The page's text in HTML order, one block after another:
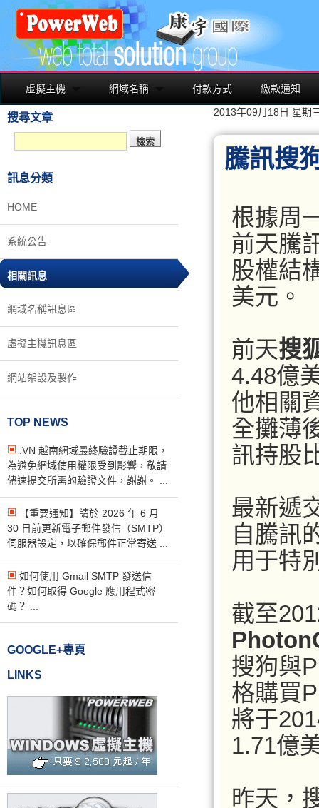
虛擬主機 網域名稱 付款方式 繳款通知
搜尋文章
訊息分類
HOME
系統公告
相關訊息
網域名稱訊息區
虛擬主機訊息區
網站架設及製作
TOP NEWS
.VN 越南網域最終驗證截止期限，
為避免網域使用權限受到影響，敬請
儘速提交所需的驗證文件，謝謝。 ...
【重要通知】請於 2026 年 6 月
30 日前更新電子郵件發信（SMTP）
伺服器設定，以確保郵件正常寄送 ...
如何使用 Gmail SMTP 發送信
件？如何取得 Google 應用程式密
碼？ ...
GOOGLE+專頁
LINKS
2013年09月18日 星期
騰訊搜
根據周
前天騰
股權結
美元。
前天搜
4.48億
他相關
全攤薄
訊持股
最新遞
自騰訊
用于特
截至
搜狗與
格購買
將于
1.71億
昨天，